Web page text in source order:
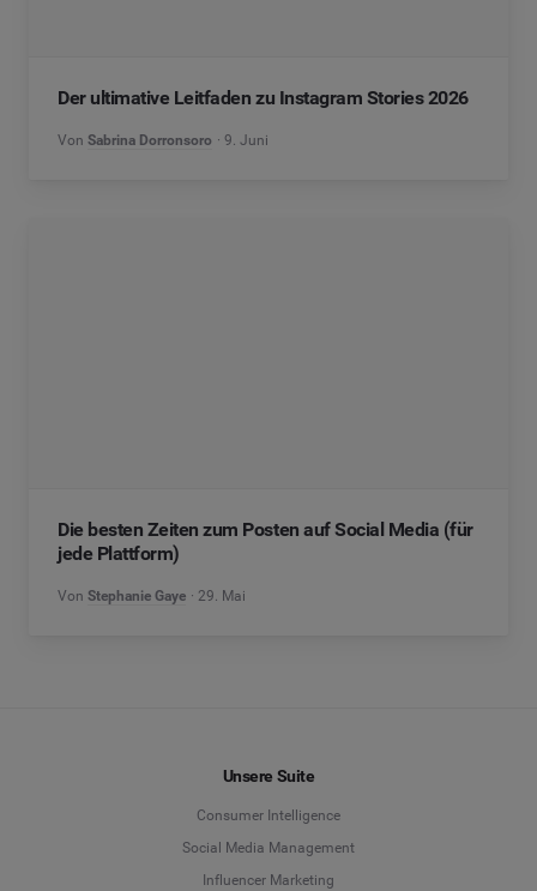
Der ultimative Leitfaden zu Instagram Stories 2026
Von Sabrina Dorronsoro 9. Juni
Die besten Zeiten zum Posten auf Social Media (für
jede Plattform)
Von Stephanie Gaye 29. Mai
Unsere Suite
Consumer Intelligence
Social Media Management
Influencer Marketing